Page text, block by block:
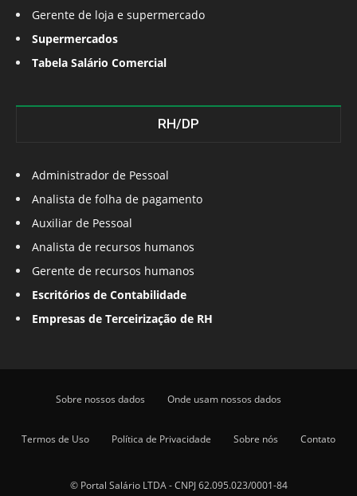
Gerente de loja e supermercado
Supermercados
Tabela Salário Comercial
RH/DP
Administrador de Pessoal
Analista de folha de pagamento
Auxiliar de Pessoal
Analista de recursos humanos
Gerente de recursos humanos
Escritórios de Contabilidade
Empresas de Terceirização de RH
Sobre nossos dados Onde usam nossos dados
Termos de Uso Política de Privacidade Sobre nós Contato
© Portal Salário LTDA - CNPJ 62.095.023/0001-84